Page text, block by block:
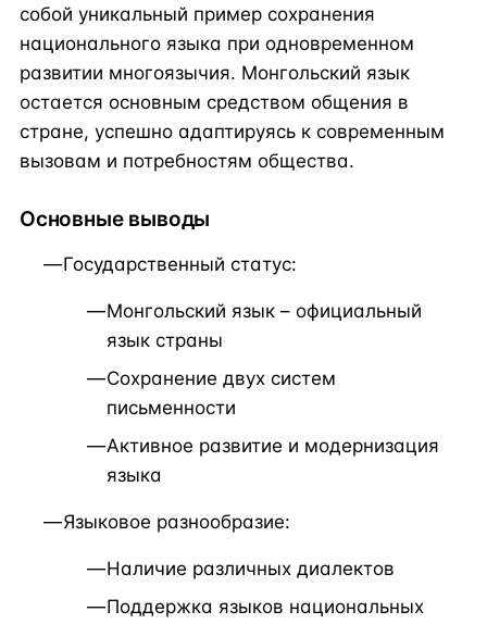
собой уникальный пример сохранения
национального языка при одновременном
развитии многоязычия. Монгольский язык
остается основным средством общения в
стране, успешно адаптируясь к современным
вызовам и потребностям общества.
Основные выводы
Государственный статус:
Монгольский язык – официальный
язык страны
Сохранение двух систем
письменности
Активное развитие и модернизация
языка
Языковое разнообразие:
Наличие различных диалектов
Поддержка языков национальных